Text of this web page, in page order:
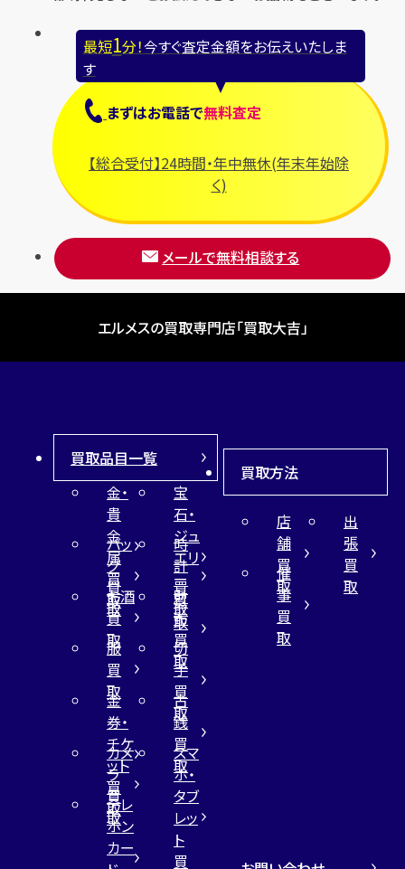
ブライトリング
プラダ
フランク ミュラー
ブレゲ
最短1分！今すぐ査定金額をお伝えいたしま
す
まずはお電話で無料査定
【総合受付】24時間・年中無休(年末年始除
く)
メールで無料相談する
エルメスの買取専門店「買取大吉」
買取品目一覧
金・
貴
金
属
買
取
宝
石・
ジュ
エリ
ー
買
取
バッ
グ
買
取
時
計
買
取
お酒
買
取
財
布
買
取
服
買
取
切
手
買
取
金
券・
チケ
ット
買
取
古
銭
買
取
カメ
ラ
買
取
スマ
ホ・
タブ
レッ
ト
買
テレ
ホン
カー
買取方法
店
舗
買
取
出
張
買
取
催
事
買
取